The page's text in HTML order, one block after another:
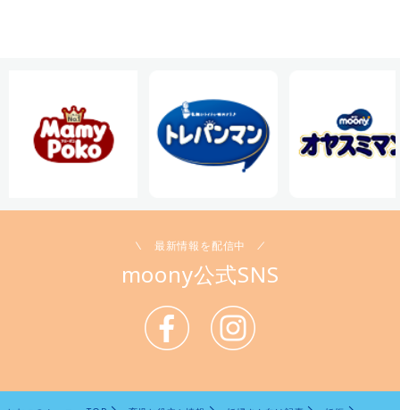
最新情報を配信中
moony公式SNS